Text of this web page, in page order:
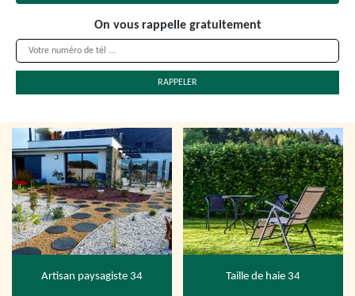
On vous rappelle gratuitement
Artisan paysagiste 34 Taille de haie 34